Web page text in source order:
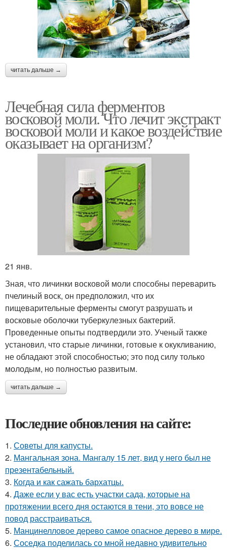
читать дальше →
Лечебная сила ферментов
восковой моли. Что лечит экстракт
восковой моли и какое воздействие
оказывает на организм?
21 янв.
Зная, что личинки восковой моли способны переварить
пчелиный воск, он предположил, что их
пищеварительные ферменты смогут разрушать и
восковые оболочки туберкулезных бактерий.
Проведенные опыты подтвердили это. Ученый также
установил, что старые личинки, готовые к окукливанию,
не обладают этой способностью; это под силу только
молодым, но полностью развитым.
читать дальше →
Последние обновления на сайте:
1. Советы для капусты.
2. Мангальная зона. Мангалу 15 лет, вид у него был не
презентабельный.
3. Когда и как сажать бархатцы.
4. Даже если у вас есть участки сада, которые на
протяжении всего дня остаются в тени, это вовсе не
повод расстраиваться.
5. Манцинелловое дерево самое опасное дерево в мире.
6. Соседка поделилась со мной недавно удивительно